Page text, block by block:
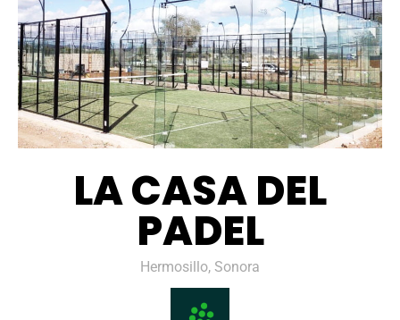
LA CASA DEL
PADEL
Hermosillo, Sonora